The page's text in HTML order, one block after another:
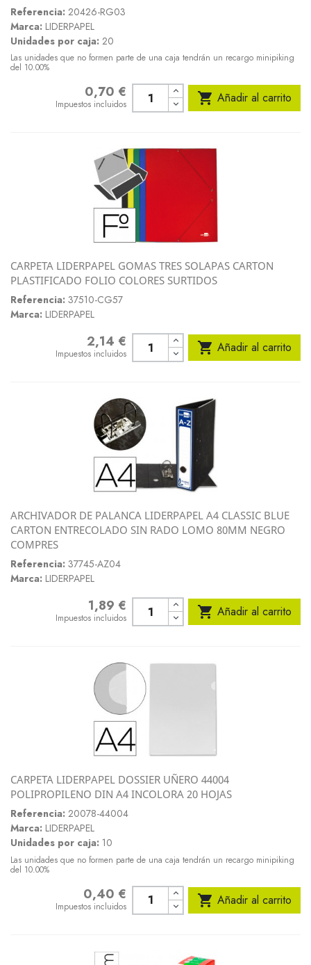
Referencia: 20426-RG03
Marca: LIDERPAPEL
Unidades por caja: 20
Las unidades que no formen parte de una caja tendrán un recargo minipiking
del 10.00%
0,70 €
Impuestos incluidos  Añadir al carrito
CARPETA LIDERPAPEL GOMAS TRES SOLAPAS CARTON
PLASTIFICADO FOLIO COLORES SURTIDOS
Referencia: 37510-CG57
Marca: LIDERPAPEL
2,14 €
Impuestos incluidos  Añadir al carrito
ARCHIVADOR DE PALANCA LIDERPAPEL A4 CLASSIC BLUE
CARTON ENTRECOLADO SIN RADO LOMO 80MM NEGRO
COMPRES
Referencia: 37745-AZ04
Marca: LIDERPAPEL
1,89 €
Impuestos incluidos  Añadir al carrito
CARPETA LIDERPAPEL DOSSIER UÑERO 44004
POLIPROPILENO DIN A4 INCOLORA 20 HOJAS
Referencia: 20078-44004
Marca: LIDERPAPEL
Unidades por caja: 10
Las unidades que no formen parte de una caja tendrán un recargo minipiking
del 10.00%
0,40 €
Impuestos incluidos  Añadir al carrito